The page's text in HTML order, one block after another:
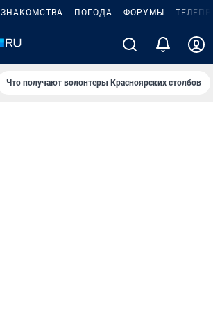
ЗНАКОМСТВА ПОГОДА ФОРУМЫ
Что получают волонтеры Красноярских столбов